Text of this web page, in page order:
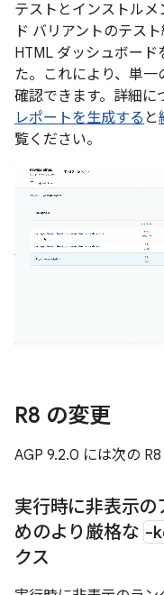
テストとインストル
ド バリアントのテス
HTML ダッシュボー
た。これにより、単
確認できます。詳細に
レポートを生成する と
覧ください。
R8 の変更
AGP 9.2.0 には次の
実行時に非表示の
めのより厳格な -
クス